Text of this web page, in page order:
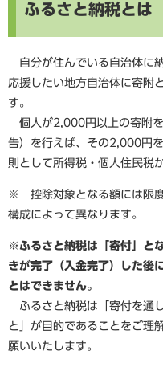
ふるさと納税とは
自分が住んでいる自治体に
応援したい地方自治体に寄附
す。
個人が2,000円以上の寄附
告）を行えば、その2,000円
則として所得税・個人住民税
※ 控除対象となる額には限
構成によって異なります。
※ふるさと納税は「寄付」と
きが完了（入金完了）した後
とはできません。
ふるさと納税は「寄付を通
と」が目的であることをご理
願いいたします。